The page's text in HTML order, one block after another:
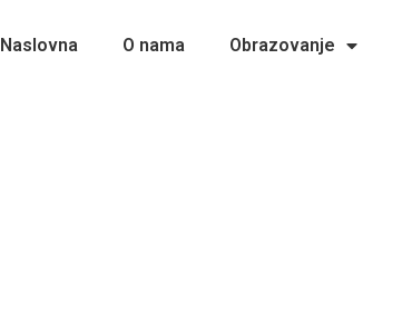
Naslovna O nama Obrazovanje